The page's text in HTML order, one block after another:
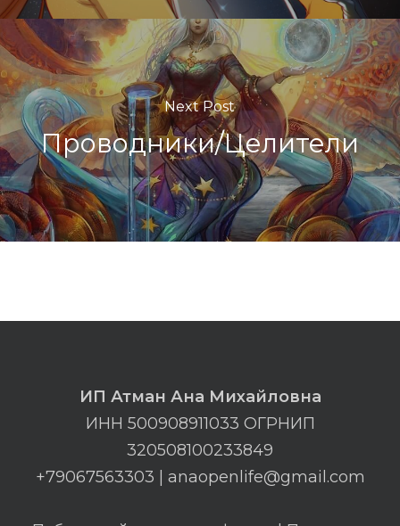
Next Post
Проводники/Целители
ИП Атман Ана Михайловна
ИНН 500908911033 ОГРНИП
320508100233849
+79067563303 | anaopenlife@gmail.com